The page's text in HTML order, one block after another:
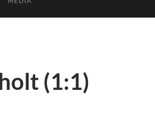
(1:1)